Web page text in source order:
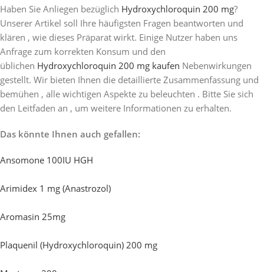
Haben Sie Anliegen bezüglich Hydroxychloroquin 200 mg?
Unserer Artikel soll Ihre häufigsten Fragen beantworten und
klären , wie dieses Präparat wirkt. Einige Nutzer haben uns
Anfrage zum korrekten Konsum und den
üblichen Hydroxychloroquin 200 mg kaufen Nebenwirkungen
gestellt. Wir bieten Ihnen die detaillierte Zusammenfassung und
bemühen , alle wichtigen Aspekte zu beleuchten . Bitte Sie sich
den Leitfaden an , um weitere Informationen zu erhalten.
Das könnte Ihnen auch gefallen:
Ansomone 100IU HGH
Arimidex 1 mg (Anastrozol)
Aromasin 25mg
Plaquenil (Hydroxychloroquin) 200 mg